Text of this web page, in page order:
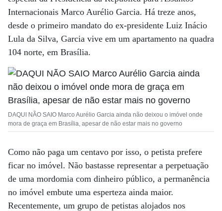
Internacionais Marco Aurélio Garcia. Há treze anos,
desde o primeiro mandato do ex-presidente Luiz Inácio
Lula da Silva, Garcia vive em um apartamento na quadra
104 norte, em Brasília.
DAQUI NÃO SAIO Marco Aurélio Garcia ainda não deixou o imóvel onde
mora de graça em Brasília, apesar de não estar mais no governo
Como não paga um centavo por isso, o petista prefere
ficar no imóvel. Não bastasse representar a perpetuação
de uma mordomia com dinheiro público, a permanência
no imóvel embute uma esperteza ainda maior.
Recentemente, um grupo de petistas alojados nos